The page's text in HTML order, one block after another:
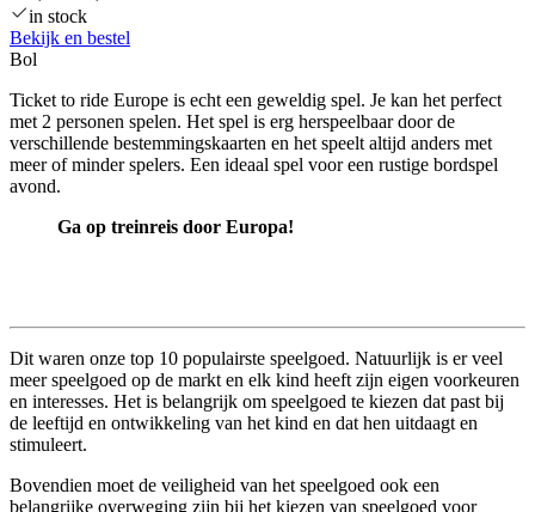
in stock
Bekijk en bestel
Bol
Ticket to ride Europe is echt een geweldig spel. Je kan het perfect
met 2 personen spelen. Het spel is erg herspeelbaar door de
verschillende bestemmingskaarten en het speelt altijd anders met
meer of minder spelers. Een ideaal spel voor een rustige bordspel
avond.
Ga op treinreis door Europa!
Dit waren onze top 10 populairste speelgoed. Natuurlijk is er veel
meer speelgoed op de markt en elk kind heeft zijn eigen voorkeuren
en interesses. Het is belangrijk om speelgoed te kiezen dat past bij
de leeftijd en ontwikkeling van het kind en dat hen uitdaagt en
stimuleert.
Bovendien moet de veiligheid van het speelgoed ook een
belangrijke overweging zijn bij het kiezen van speelgoed voor